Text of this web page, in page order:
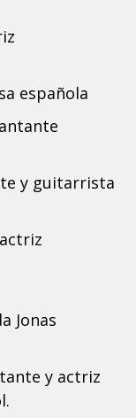
española
y guitarrista
Jonas
y actriz